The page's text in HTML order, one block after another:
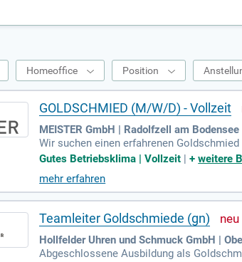
Homeoffice Position
GOLDSCHMIED (M/W/D) - Vollzeit
MEISTER GmbH | Radolfzell am Bodensee
Wir suchen einen erfahrenen
e Berufserfahrung mitbringt. Ihre
zialleistungen sowie die Möglichkeit, an
willkommen. Interessiert? Bewerben Sie
Gutes Betriebsklima | Vollzeit |+weitere
mehr erfahren
Teamleiter Goldschmiede (gn)
Hollfelder Uhren und Schmuck GmbH |
Abgeschlossene Ausbildung als